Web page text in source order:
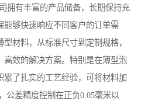
拥有丰富的产品储备，长期保持充
能够快速响应不同客户的订单需
材料，从标准尺寸到定制规格，
高效的解决方案。特别是在薄型泡
累了扎实的工艺经验，可将材料加
公差精度控制在正负0.05毫米以